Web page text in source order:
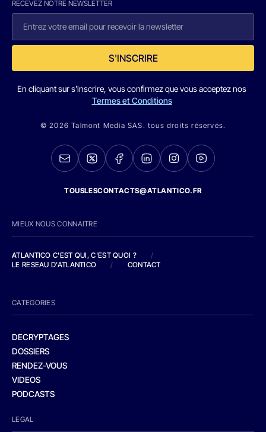
RECEVEZ NOTRE NEWSLETTER
S'INSCRIRE
En cliquant sur s'inscrire, vous confirmez que vous acceptez nos
Termes et Conditions
© 2026 Talmont Media SAS. tous droits réservés.
TOUSLESCONTACTS@ATLANTICO.FR
MIEUX NOUS CONNAITRE
ATLANTICO C'EST QUI, C'EST QUOI ?
/
LE RESEAU D'ATLANTICO
/ CONTACT
CATEGORIES
DECRYPTAGES
DOSSIERS
RENDEZ-VOUS
VIDEOS
PODCASTS
LEGAL